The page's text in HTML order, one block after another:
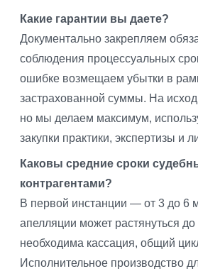
Какие гарантии вы даете?
Документально закрепляем
соблюдения процессуальных
ошибке возмещаем убытки в
застрахованной суммы. На исход
но мы делаем максимум,
закупки практики, экспертизы и
Каковы средние сроки
контрагентами?
В первой инстанции — от 3 до 6
апелляции может растянуться
необходима кассация, общий
Исполнительное производство